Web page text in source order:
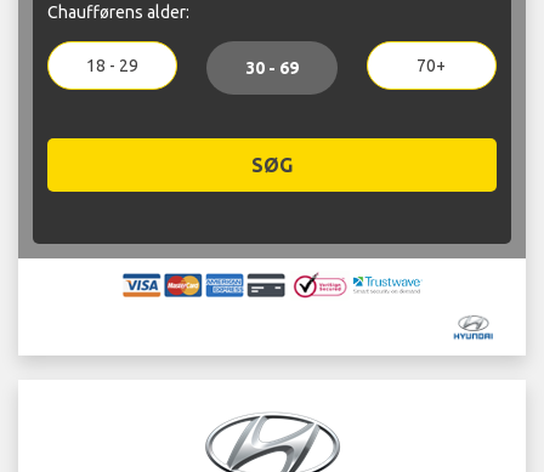
Chaufførens alder:
18 - 29 30 - 69 70+
SØG